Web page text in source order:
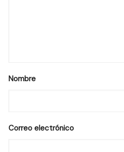
Nombre
Correo electrónico